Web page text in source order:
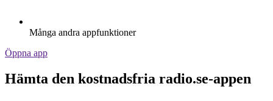
Många andra appfunktioner
Öppna app
Hämta den kostnadsfria radio.se-appen